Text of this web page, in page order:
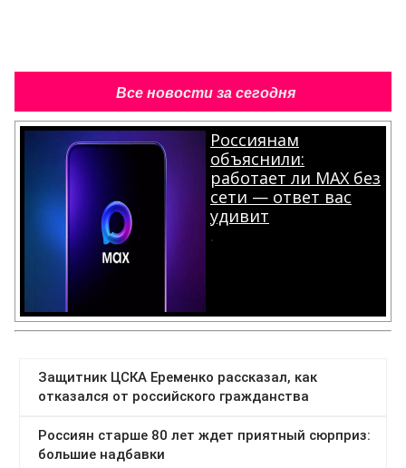
Все новости за сегодня
Россиянам
объяснили:
работает ли MAX без
сети — ответ вас
удивит
.